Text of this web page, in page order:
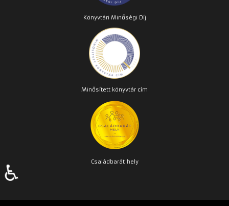
Könyvtári Minőségi Díj
Minősített könyvtár cím
Családbarát hely